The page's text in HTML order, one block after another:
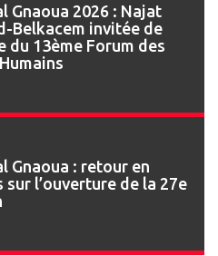
Gnaoua 2026 : Najat
Belkacem invitée de
du 13ème Forum des
Gnaoua : retour en
sur l’ouverture de la 27e